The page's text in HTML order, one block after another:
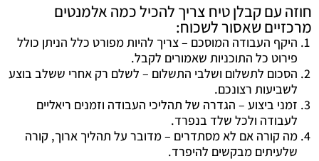
חוזה עם קבלן טיח צריך להכיל כמה אלמנטים
מרכזיים שאסור לשכוח:
היקף העבודה המוסכם – צריך להיות מפורט כלל הניתן כולל
פירוט כל התוכניות שאמורים לקבל.
הסכום לתשלום ושלבי התשלום – לשלם רק אחרי ששלב בוצע
לשביעות רצונכם.
זמני ביצוע – הגדרה של תהליכי העבודה וזמנים ריאליים
לעבודה ולכל שלד בנפרד.
מה קורה אם לא מסתדרים – מדובר על תהליך ארוך, קורה
שלעיתים מבקשים להיפרד.